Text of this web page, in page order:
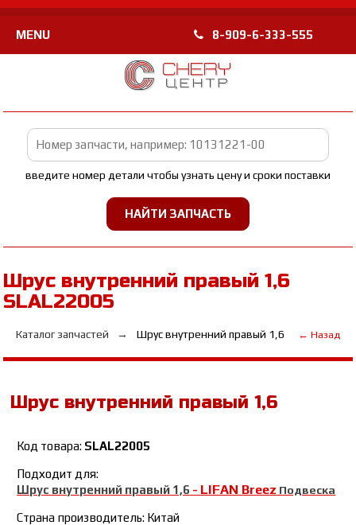
MENU 8-909-6-333-555
введите номер детали чтобы узнать цену и сроки поставки
Шрус внутренний правый 1,6
SLAL22005
Каталог запчастей Шрус внутренний правый 1,6 ← Назад
Шрус внутренний правый 1,6
Код товара: SLAL22005
Подходит для:
Шрус внутренний правый 1,6 - LIFAN Breez Подвеска
Страна производитель: Китай